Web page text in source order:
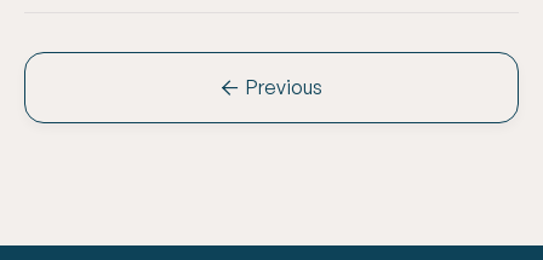
 Previous